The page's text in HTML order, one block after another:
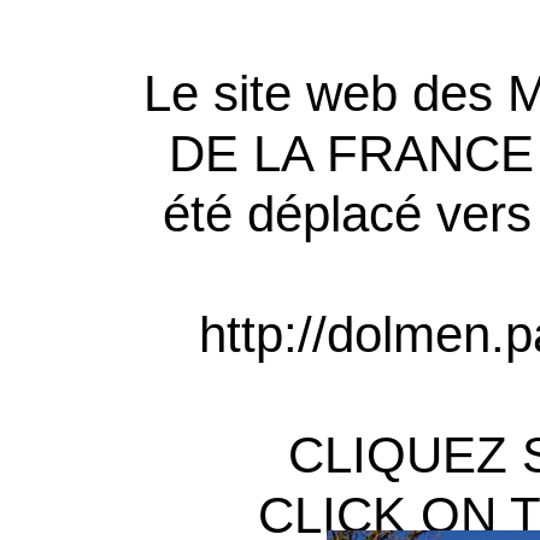
Le site web des
DE LA
été déplacé
http://
CLIQUEZ
CLICK ON